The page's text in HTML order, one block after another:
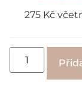
275 Kč